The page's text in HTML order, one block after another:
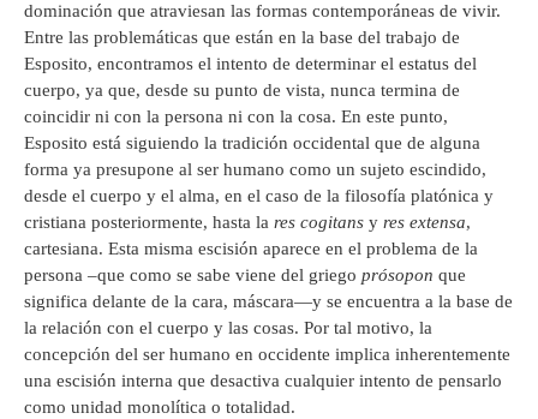
dominación que atraviesan las formas contemporáneas de vivir.
Entre las problemáticas que están en la base del trabajo de
Esposito, encontramos el intento de determinar el estatus del
cuerpo, ya que, desde su punto de vista, nunca termina de
coincidir ni con la persona ni con la cosa. En este punto,
Esposito está siguiendo la tradición occidental que de alguna
forma ya presupone al ser humano como un sujeto escindido,
desde el cuerpo y el alma, en el caso de la filosofía platónica y
cristiana posteriormente, hasta la res cogitans y res extensa,
cartesiana. Esta misma escisión aparece en el problema de la
persona –que como se sabe viene del griego prósopon que
significa delante de la cara, máscara—y se encuentra a la base de
la relación con el cuerpo y las cosas. Por tal motivo, la
concepción del ser humano en occidente implica inherentemente
una escisión interna que desactiva cualquier intento de pensarlo
como unidad monolítica o totalidad.